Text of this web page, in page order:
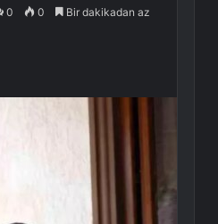
0 0 Bir dakikadan az